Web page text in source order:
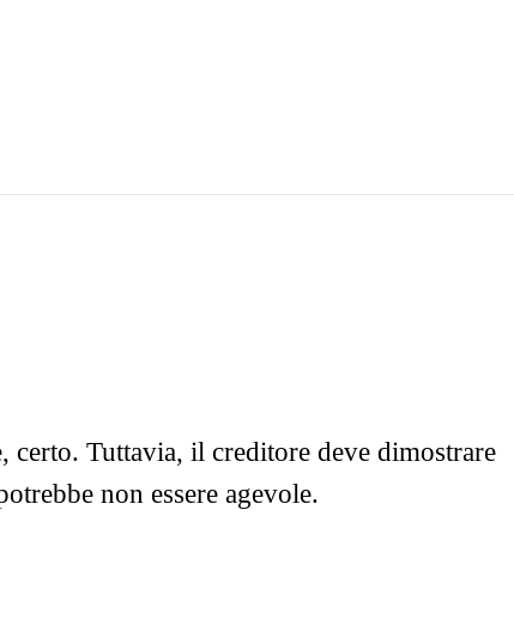
certo. Tuttavia, il creditore deve dimostrare
non essere agevole.